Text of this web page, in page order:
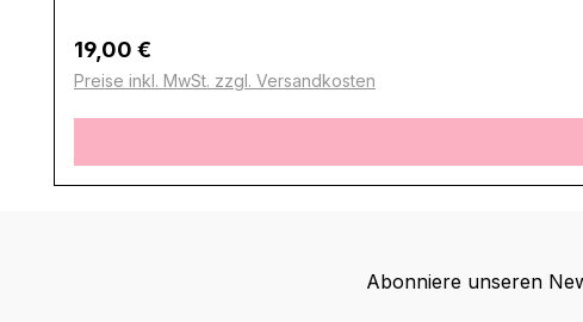
Regulärer Preis:
19,00 €
Preise inkl. MwSt. zzgl. Versandkosten
Abonniere unseren